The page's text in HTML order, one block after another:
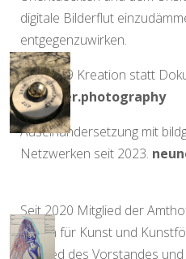
digitale Bilderflut
entgegenzuwirken.
Seit 2019 Kreation statt
spengler.photography
Auseinandersetzung mit
Netzwerken seit 2023.
Seit 2020 Mitglied der
Verein für Kunst und
Mitglied des Vorstandes